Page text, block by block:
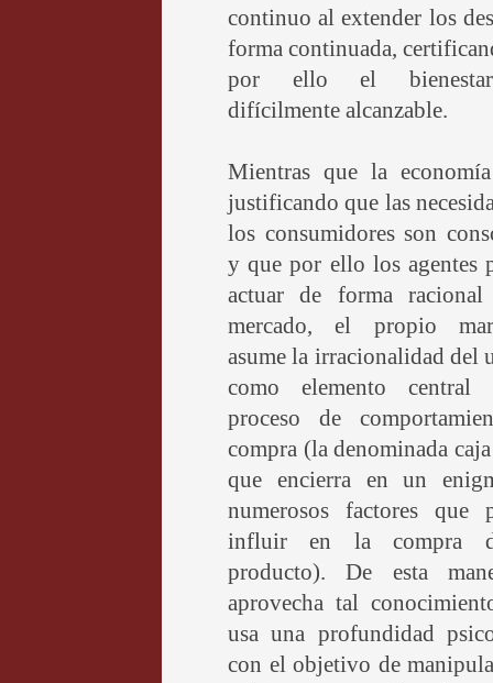
continuo al extender los
forma continuada,
por ello el
difícilmente alcanzable.
Mientras que la
justificando que las
los consumidores son
y que por ello los agentes
actuar de forma
mercado, el propio
asume la irracionalidad del
como elemento
proceso de
compra (la denominada
que encierra en un
numerosos factores que
influir en la compra
producto). De esta
aprovecha tal
usa una profundidad
con el objetivo de